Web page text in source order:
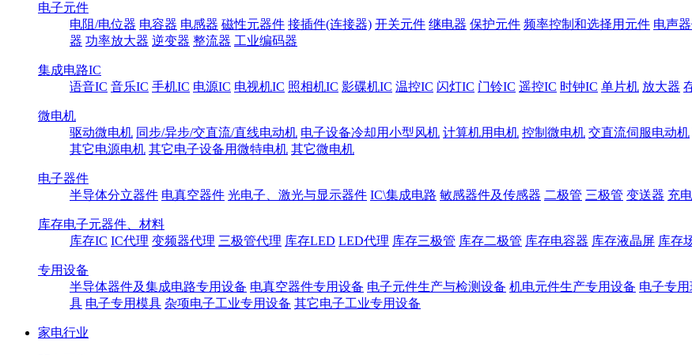
电子元件
电阻/电位器 电容器 电感器 磁性元器件 接插件(连接器) 开关元件 继电器 保护元件 频率控制和选择用元件 电声
器 功率放大器 逆变器 整流器 工业编码器
集成电路IC
语音IC 音乐IC 手机IC 电源IC 电视机IC 照相机IC 影碟机IC 温控IC 闪灯IC 门铃IC 遥控IC 时钟IC 单片机 放大器
微电机
驱动微电机 同步/异步/交直流/直线电动机 电子设备冷却用小型风机 计算机用电机 控制微电机 交直流伺服电动机
其它电源电机 其它电子设备用微特电机 其它微电机
电子器件
半导体分立器件 电真空器件 光电子、激光与显示器件 IC\集成电路 敏感器件及传感器 二极管 三极管 变送器 充
库存电子元器件、材料
库存IC IC代理 变频器代理 三极管代理 库存LED LED代理 库存三极管 库存二极管 库存电容器 库存液晶屏 库存
专用设备
半导体器件及集成电路专用设备 电真空器件专用设备 电子元件生产与检测设备 机电元件生产专用设备 电子专
具 电子专用模具 杂项电子工业专用设备 其它电子工业专用设备
家电行业